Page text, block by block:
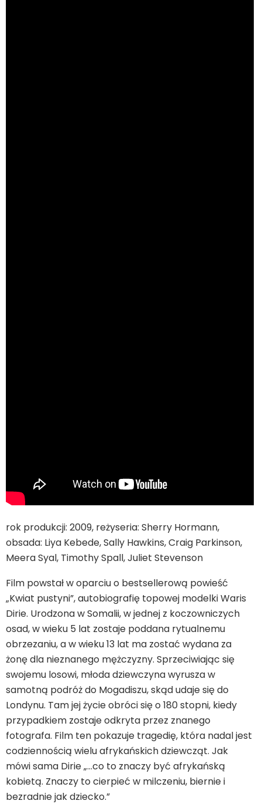
rok produkcji: 2009, reżyseria: Sherry Hormann,
obsada: Liya Kebede, Sally Hawkins, Craig Parkinson,
Meera Syal, Timothy Spall, Juliet Stevenson
Film powstał w oparciu o bestsellerową powieść
„Kwiat pustyni”, autobiografię topowej modelki Waris
Dirie. Urodzona w Somalii, w jednej z koczowniczych
osad, w wieku 5 lat zostaje poddana rytualnemu
obrzezaniu, a w wieku 13 lat ma zostać wydana za
żonę dla nieznanego mężczyzny. Sprzeciwiając się
swojemu losowi, młoda dziewczyna wyrusza w
samotną podróż do Mogadiszu, skąd udaje się do
Londynu. Tam jej życie obróci się o 180 stopni, kiedy
przypadkiem zostaje odkryta przez znanego
fotografa. Film ten pokazuje tragedię, która nadal jest
codziennością wielu afrykańskich dziewcząt. Jak
mówi sama Dirie „…co to znaczy być afrykańską
kobietą. Znaczy to cierpieć w milczeniu, biernie i
bezradnie jak dziecko.”